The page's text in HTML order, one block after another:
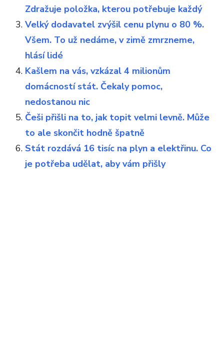
Zdražuje položka, kterou potřebuje každý
Velký dodavatel zvýšil cenu plynu o 80 %.
Všem. To už nedáme, v zimě zmrzneme,
hlásí lidé
Kašlem na vás, vzkázal 4 milionům
domácností stát. Čekaly pomoc,
nedostanou nic
Češi přišli na to, jak topit velmi levně. Může
to ale skončit hodně špatně
Stát rozdává 16 tisíc na plyn a elektřinu. Co
je potřeba udělat, aby vám přišly